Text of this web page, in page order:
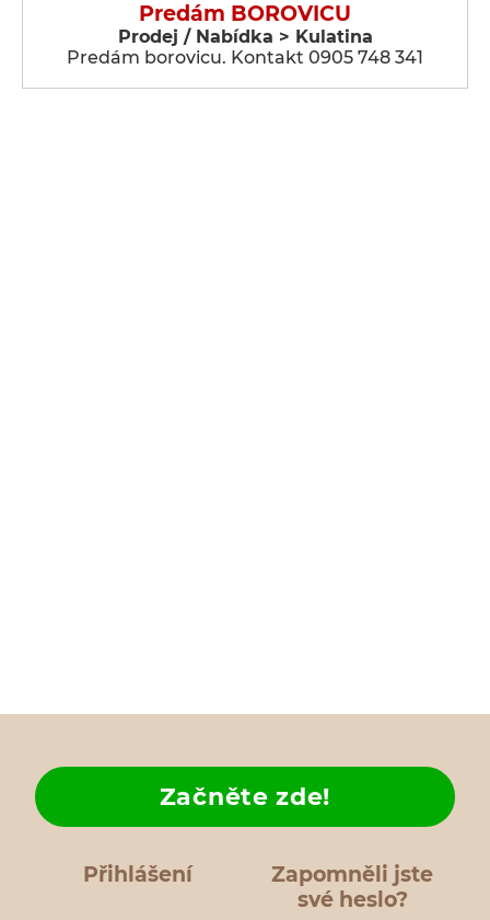
Predám BOROVICU
Prodej / Nabídka > Kulatina
Predám borovicu. Kontakt 0905 748 341
Přihlášení
Zapomněli jste
své heslo?
Začněte zde!